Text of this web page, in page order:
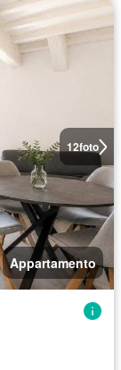
12foto
Appartamento